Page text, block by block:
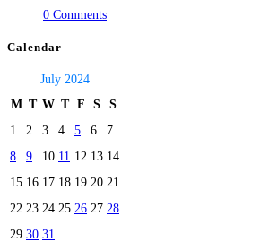
0 Comments
Calendar
July 2024
M T W T F S
S
1
2 3 4 5 6
7
8
9 10 11 12 13 14
15 16 17 18 19 20 21
22 23 24 25 26 27 28
29 30 31